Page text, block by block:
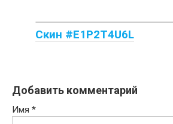
Скин #E1P2T4U6L
Добавить комментарий
Имя *